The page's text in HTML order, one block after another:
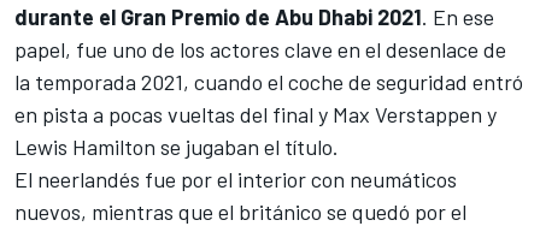
durante el Gran Premio de Abu Dhabi 2021. En ese
papel, fue uno de los actores clave en el desenlace de
la temporada 2021, cuando el coche de seguridad entró
en pista a pocas vueltas del final y Max Verstappen y
Lewis Hamilton se jugaban el título.
El neerlandés fue por el interior con neumáticos
nuevos, mientras que el británico se quedó por el